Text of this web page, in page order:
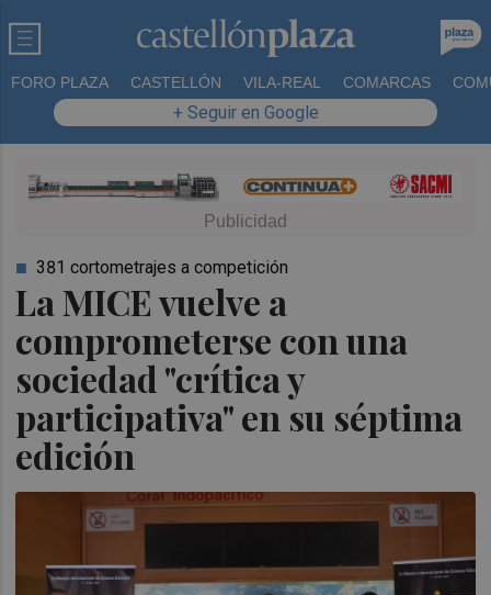
FORO PLAZA CASTELLÓN VILA-REAL COMARCAS
+ Seguir en Google
La MICE vuelve a
comprometerse con una
sociedad "crítica y
participativa" en su séptima
edición
381 cortometrajes a competición